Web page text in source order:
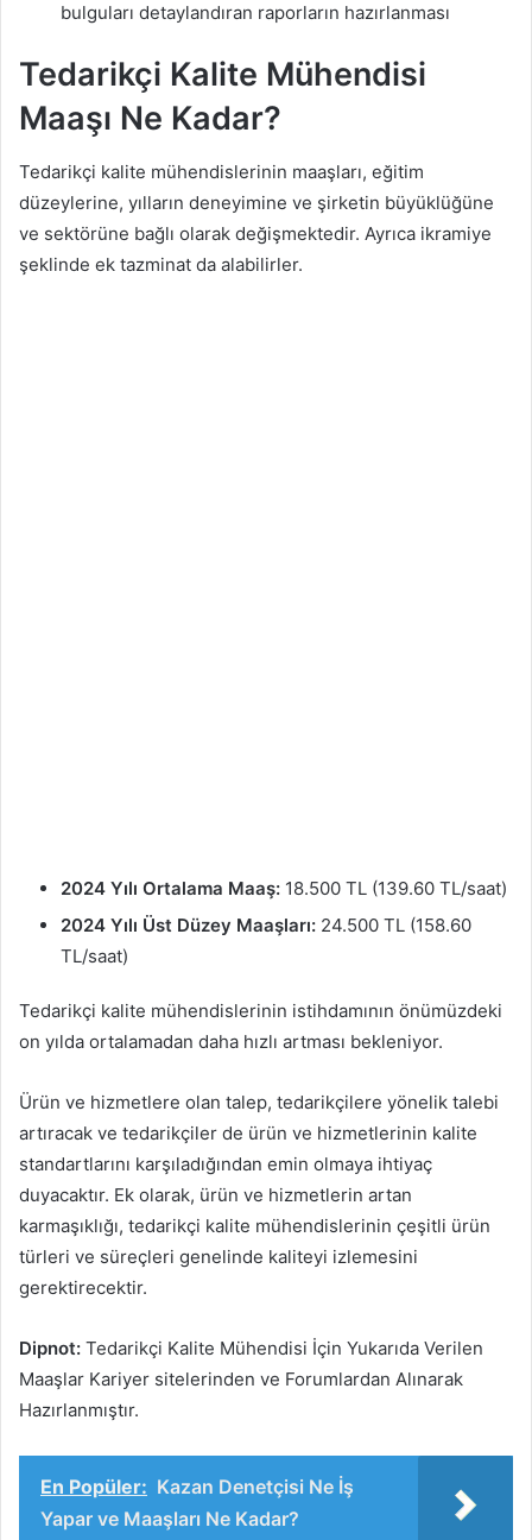
bulguları detaylandıran raporların hazırlanması
Tedarikçi Kalite Mühendisi
Maaşı Ne Kadar?
Tedarikçi kalite mühendislerinin maaşları, eğitim
düzeylerine, yılların deneyimine ve şirketin büyüklüğüne
ve sektörüne bağlı olarak değişmektedir. Ayrıca ikramiye
şeklinde ek tazminat da alabilirler.
2024 Yılı Ortalama Maaş: 18.500 TL (139.60 TL/saat)
2024 Yılı Üst Düzey Maaşları: 24.500 TL (158.60
TL/saat)
Tedarikçi kalite mühendislerinin istihdamının önümüzdeki
on yılda ortalamadan daha hızlı artması bekleniyor.
Ürün ve hizmetlere olan talep, tedarikçilere yönelik talebi
artıracak ve tedarikçiler de ürün ve hizmetlerinin kalite
standartlarını karşıladığından emin olmaya ihtiyaç
duyacaktır. Ek olarak, ürün ve hizmetlerin artan
karmaşıklığı, tedarikçi kalite mühendislerinin çeşitli ürün
türleri ve süreçleri genelinde kaliteyi izlemesini
gerektirecektir.
Dipnot: Tedarikçi Kalite Mühendisi İçin Yukarıda Verilen
Maaşlar Kariyer sitelerinden ve Forumlardan Alınarak
Hazırlanmıştır.
En Popüler: Kazan Denetçisi Ne İş
Yapar ve Maaşları Ne Kadar?